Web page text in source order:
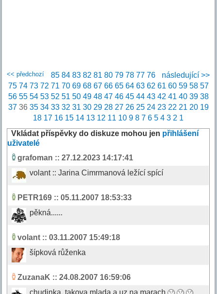
<< předchozí následující >>
85 84 83 82 81 80 79 78 77 76
75 74 73 72 71 70 69 68 67 66 65 64 63 62 61 60 59 58 57
56 55 54 53 52 51 50 49 48 47 46 45 44 43 42 41 40 39 38
3736 35 34 33 32 31 30 29 28 27 26 25 24 23 22 21 20 19
18 17 16 15 14 13 12 11 10 9 8 7 6 5 4 3 2 1
Vkládat příspěvky do diskuze mohou jen přihlášení
uživatelé
grafoman :: 27.12.2023 14:17:41
volant :: Jarina Cimrmanová ležící spící
PETR169 :: 05.11.2007 18:53:33
pěkná......
volant :: 03.11.2007 15:49:18
šípková růženka
ZuzanaK :: 24.08.2007 16:59:06
chudinka, takova mlada a uz na marach